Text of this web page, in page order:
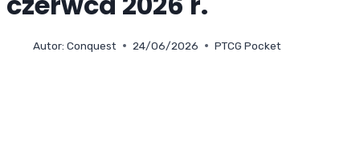
Autor: Conquest 24/06/2026 PTCG Pocket